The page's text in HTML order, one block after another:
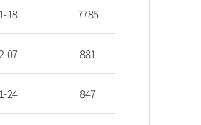
18 7785
07 881
24 847